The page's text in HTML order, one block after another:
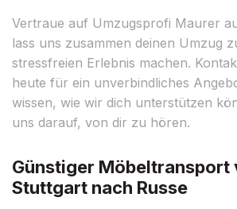
Vertraue auf Umzugsprofi Maurer
lass uns zusammen deinen Umzug
stressfreien Erlebnis machen.
heute für ein unverbindliches
wissen, wie wir dich unterstützen
uns darauf, von dir zu hören.
Günstiger Möbeltransport
Stuttgart nach Russe